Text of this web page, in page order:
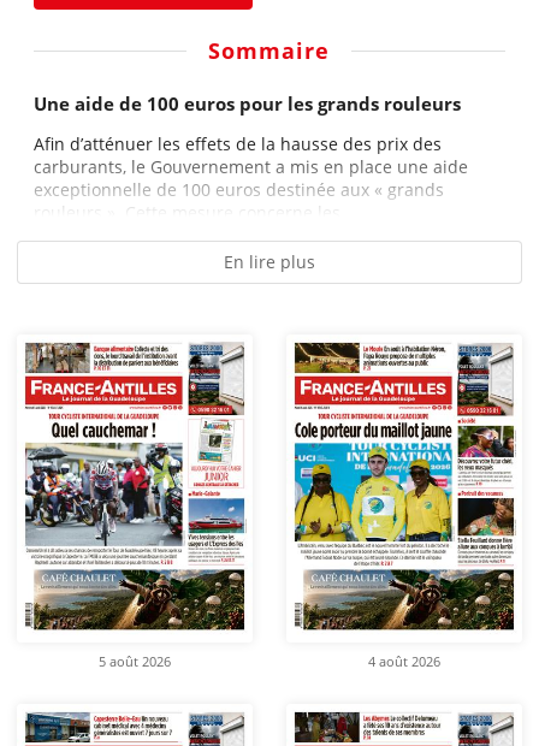
Sommaire
Une aide de 100 euros pour les grands rouleurs
Afin d’atténuer les effets de la hausse des prix des
carburants, le Gouvernement a mis en place une aide
exceptionnelle de 100 euros destinée aux « grands
rouleurs ». Cette mesure concerne les...
En lire plus
5 août 2026 4 août 2026